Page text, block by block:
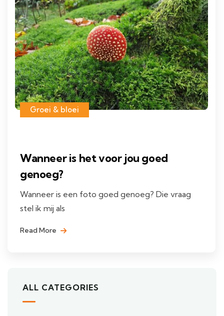
Groei & bloei
Wanneer is het voor jou goed
genoeg?
Wanneer is een foto goed genoeg? Die vraag
stel ik mij als
Read More
ALL CATEGORIES